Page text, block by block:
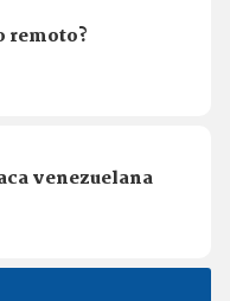
remoto?
venezuelana